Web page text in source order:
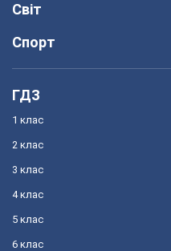
Світ
Спорт
ГДЗ
1 клас
2 клас
3 клас
4 клас
5 клас
6 клас